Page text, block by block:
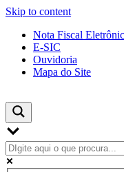
Skip to content
Nota Fiscal
E-SIC
Ouvidoria
Mapa do Site